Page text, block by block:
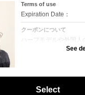
Terms of use
Expiration Date：
クーポンについて
ハーフモデルや外国
や、鮮やかな色をご希
グラデーション、イン
ございます。
See
Select